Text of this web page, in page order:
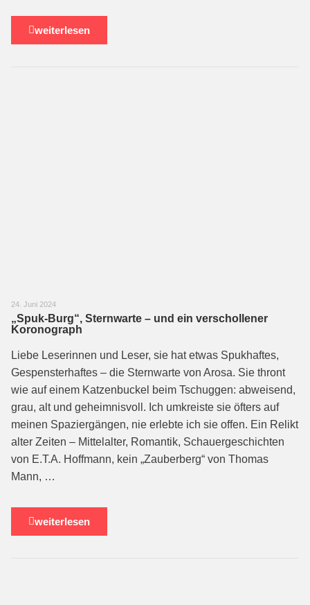
weiterlesen
24. Juni 2024
„Spuk-Burg“, Sternwarte – und ein verschollener
Koronograph
Liebe Leserinnen und Leser, sie hat etwas Spukhaftes,
Gespensterhaftes – die Sternwarte von Arosa. Sie thront
wie auf einem Katzenbuckel beim Tschuggen: abweisend,
grau, alt und geheimnisvoll. Ich umkreiste sie öfters auf
meinen Spaziergängen, nie erlebte ich sie offen. Ein Relikt
alter Zeiten – Mittelalter, Romantik, Schauergeschichten
von E.T.A. Hoffmann, kein „Zauberberg“ von Thomas
Mann, …
weiterlesen